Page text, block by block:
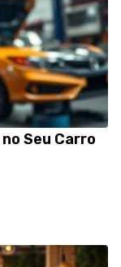
Seu Carro